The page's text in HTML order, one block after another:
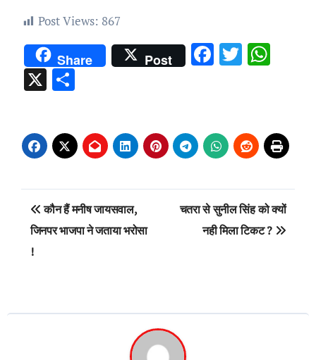
Post Views: 867
Share Post Facebook
Twitter
X Share
Post
navigation
कौन हैं मनीष जायसवाल,
जिनपर भाजपा ने जताया भरोसा
!
चतरा से सुनील सिंह को क्यों
नही मिला टिकट ?